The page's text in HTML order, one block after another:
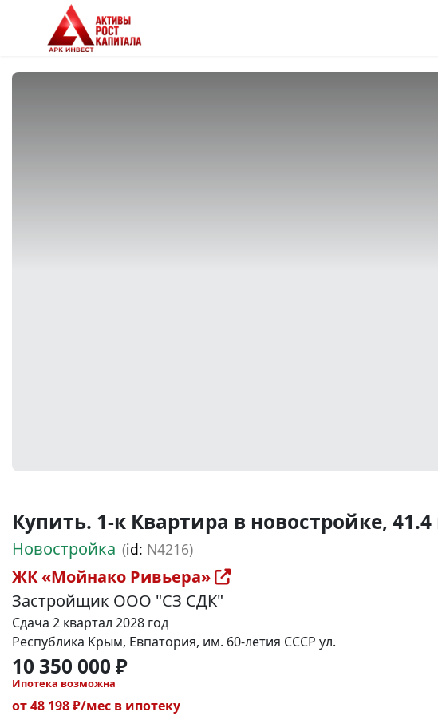
Купить. 1-к Квартира в новостройке, 41.4
Новостройка (id: N4216)
ЖК «Мойнако Ривьера»
Застройщик ООО "СЗ СДК"
Сдача 2 квартал 2028 год
Республика Крым, Евпатория, им. 60-летия СССР ул.
10 350 000 ₽
Ипотека возможна
от 48 198 ₽/мес в ипотеку